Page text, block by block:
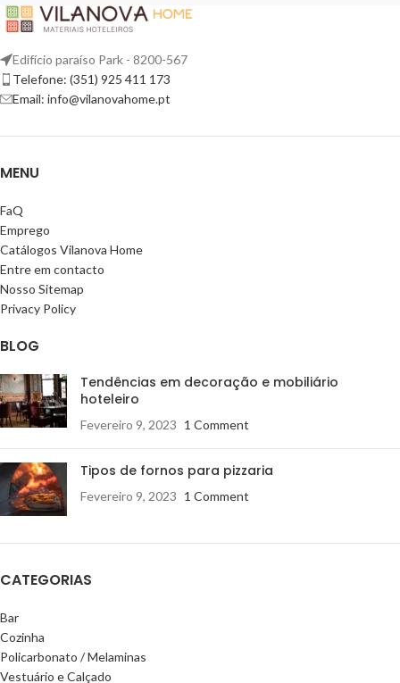
Edifício paraíso Park - 8200-567
Telefone: (351) 925 411 173
Email: info@vilanovahome.pt
MENU
FaQ
Emprego
Catálogos Vilanova Home
Entre em contacto
Nosso Sitemap
Privacy Policy
BLOG
Tendências em decoração e mobiliário
hoteleiro
Fevereiro 9, 2023 1 Comment
Tipos de fornos para pizzaria
Fevereiro 9, 2023 1 Comment
CATEGORIAS
Bar
Cozinha
Policarbonato / Melaminas
Vestuário e Calçado